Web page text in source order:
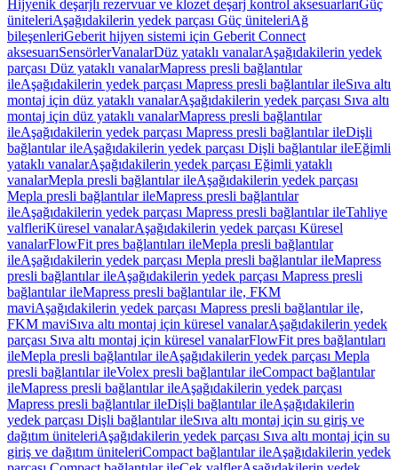
Hijyenik deşarjlı rezervuar ve klozet deşarj kontrol aksesuarlarıGüç
üniteleriAşağıdakilerin yedek parçası Güç üniteleriAğ
bileşenleriGeberit hijyen sistemi için Geberit Connect
aksesuarıSensörlerVanalarDüz yataklı vanalarAşağıdakilerin yedek
parçası Düz yataklı vanalarMapress presli bağlantılar
ileAşağıdakilerin yedek parçası Mapress presli bağlantılar ileSıva altı
montaj için düz yataklı vanalarAşağıdakilerin yedek parçası Sıva altı
montaj için düz yataklı vanalarMapress presli bağlantılar
ileAşağıdakilerin yedek parçası Mapress presli bağlantılar ileDişli
bağlantılar ileAşağıdakilerin yedek parçası Dişli bağlantılar ileEğimli
yataklı vanalarAşağıdakilerin yedek parçası Eğimli yataklı
vanalarMepla presli bağlantılar ileAşağıdakilerin yedek parçası
Mepla presli bağlantılar ileMapress presli bağlantılar
ileAşağıdakilerin yedek parçası Mapress presli bağlantılar ileTahliye
valfleriKüresel vanalarAşağıdakilerin yedek parçası Küresel
vanalarFlowFit pres bağlantıları ileMepla presli bağlantılar
ileAşağıdakilerin yedek parçası Mepla presli bağlantılar ileMapress
presli bağlantılar ileAşağıdakilerin yedek parçası Mapress presli
bağlantılar ileMapress presli bağlantılar ile, FKM
maviAşağıdakilerin yedek parçası Mapress presli bağlantılar ile,
FKM maviSıva altı montaj için küresel vanalarAşağıdakilerin yedek
parçası Sıva altı montaj için küresel vanalarFlowFit pres bağlantıları
ileMepla presli bağlantılar ileAşağıdakilerin yedek parçası Mepla
presli bağlantılar ileVolex presli bağlantılar ileCompact bağlantılar
ileMapress presli bağlantılar ileAşağıdakilerin yedek parçası
Mapress presli bağlantılar ileDişli bağlantılar ileAşağıdakilerin
yedek parçası Dişli bağlantılar ileSıva altı montaj için su giriş ve
dağıtım üniteleriAşağıdakilerin yedek parçası Sıva altı montaj için su
giriş ve dağıtım üniteleriCompact bağlantılar ileAşağıdakilerin yedek